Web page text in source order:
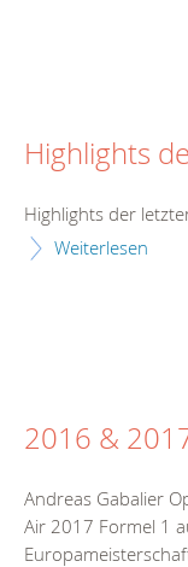
Highlights
Highlights der
Weiterlesen
2016 &
Andreas Gabalier
Air 2017 Formel 1